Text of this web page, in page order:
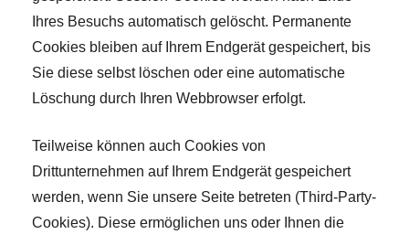
Ihres Besuchs automatisch gelöscht. Permanente
Cookies bleiben auf Ihrem Endgerät gespeichert, bis
Sie diese selbst löschen oder eine automatische
Löschung durch Ihren Webbrowser erfolgt.
Teilweise können auch Cookies von
Drittunternehmen auf Ihrem Endgerät gespeichert
werden, wenn Sie unsere Seite betreten (Third-Party-
Cookies). Diese ermöglichen uns oder Ihnen die